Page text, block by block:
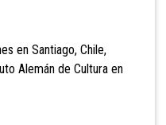
en Santiago, Chile,
Alemán de Cultura en